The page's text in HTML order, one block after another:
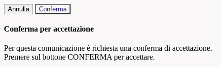
Annulla Conferma
Conferma per accettazione
Per questa comunicazione è richiesta una conferma di accettazione.
Premere sul bottone CONFERMA per accettare.